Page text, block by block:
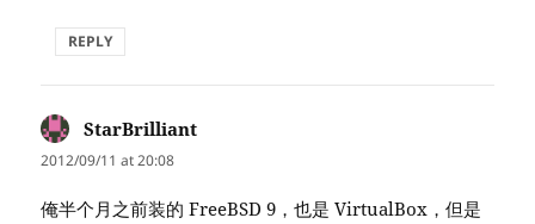
REPLY
StarBrilliant
2012/09/11 at 20:08
俺半个月之前装的 FreeBSD 9，也是 VirtualBox，但是